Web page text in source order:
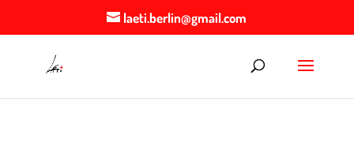
laeti.berlin@gmail.com